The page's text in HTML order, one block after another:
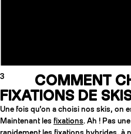
3
COMMENT
FIXATIONS DE
Une fois qu’on a choisi nos skis, on
Maintenant les fixations. Ah ! Pas